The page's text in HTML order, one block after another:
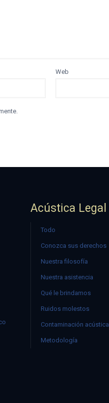
Web
Acústica Legal
Todo
Conozca sus derechos
Nuestra filosofía
Nuestra asistencia
Qué le brindamos
Ruidos molestos
Contaminación acústica
Metodología